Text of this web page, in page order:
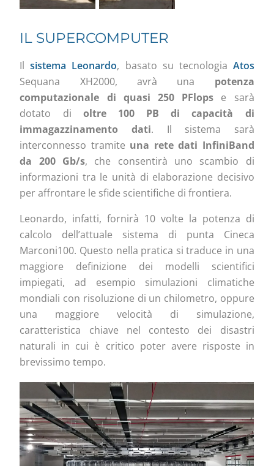
IL SUPERCOMPUTER
Il sistema Leonardo, basato su tecnologia Atos
Sequana XH2000, avrà una potenza
computazionale di quasi 250 PFlops e sarà
dotato di oltre 100 PB di capacità di
immagazzinamento dati. Il sistema sarà
interconnesso tramite una rete dati InfiniBand
da 200 Gb/s, che consentirà uno scambio di
informazioni tra le unità di elaborazione decisivo
per affrontare le sfide scientifiche di frontiera.
Leonardo, infatti, fornirà 10 volte la potenza di
calcolo dell’attuale sistema di punta Cineca
Marconi100. Questo nella pratica si traduce in una
maggiore definizione dei modelli scientifici
impiegati, ad esempio simulazioni climatiche
mondiali con risoluzione di un chilometro, oppure
una maggiore velocità di simulazione,
caratteristica chiave nel contesto dei disastri
naturali in cui è critico poter avere risposte in
brevissimo tempo.